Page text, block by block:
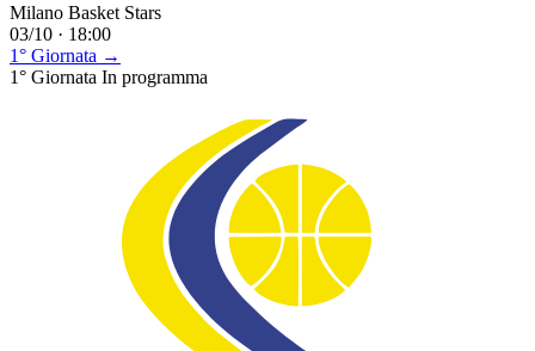
Milano Basket Stars
03/10 · 18:00
1° Giornata →
1° Giornata In programma